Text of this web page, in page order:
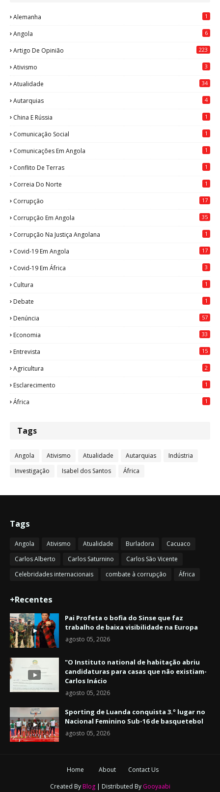
Alemanha 1
Angola 6
Artigo De Opinião 223
Ativismo 3
Atualidade 34
Autarquias 4
China E Rússia 1
Comunicação Social 1
Comunicações Em Angola 1
Conflito De Terras 1
Correia Do Norte 1
Corrupção 17
Corrupção Em Angola 35
Corrupção Na Justiça Angolana 1
Covid-19 Em Angola 17
Covid-19 Em África 3
Cultura 1
Debate 1
Denúncia 57
Economia 33
Entrevista 15
Agricultura 2
Esclarecimento 1
África 1
Tags
Angola Ativismo Atualidade Autarquias
Indústria
Investigação
Isabel dos Santos África
Tags
Angola Ativismo Atualidade Burladora
Cacuaco
Carlos Alberto
Carlos Saturnino
Carlos São Vicente
Celebridades internacionais
combate à corrupção África
+Recentes
Pai Profeta o bofia do Sinse que faz
trabalho de baixa visibilidade na Europa
agosto 05, 2026
"O Instituto national de habitação abriu
candidaturas para casas que não existiam-
Carlos Inácio
agosto 05, 2026
Sporting de Luanda conquista 3.º lugar no
Nacional Feminino Sub-16 de basquetebol
agosto 05, 2026
Home About
Contact Us
Created By Blog| Distributed By Gooyaabi